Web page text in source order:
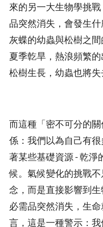
來的另一大生物學挑
品突然消失，會發生
灰蝶的幼蟲與松樹之
夏季亁旱，熱浪頻繁
松樹生長，幼蟲也將失
而這種「密不可分的
係：我們以為自己有
著某些基礎資源 - 乾
候。氣候變化的挑戰
念，而是直接影響到
必需品突然消失，生
言，這是一種警示：